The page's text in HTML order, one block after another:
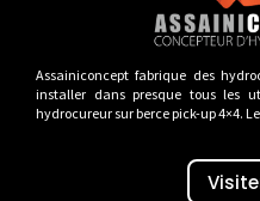
Assainiconcept fabrique des
installer dans presque tous les
hydrocureur sur berce pick-up 4×4.